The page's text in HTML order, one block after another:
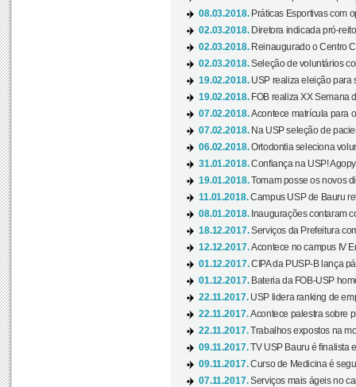
08.03.2018. Práticas Esportivas com
02.03.2018. Diretora indicada pró-
02.03.2018. Reinaugurado o Centro
02.03.2018.Seleção de voluntários
19.02.2018. USP realiza eleição para
19.02.2018. FOB realiza XX Semana
07.02.2018.Acontece matrícula para
07.02.2018. Na USP seleção de
06.02.2018.Ortodontia seleciona
31.01.2018.Confiança na USP!
19.01.2018.Tomam posse os novos
11.01.2018.Campus USP de Bauru
08.01.2018. Inaugurações contaram
18.12.2017.Serviços da Prefeitura
12.12.2017.Acontece no campus IV
01.12.2017.CIPA da PUSP-B lança
01.12.2017. Bateria da FOB-USP
22.11.2017. USP lidera ranking de
22.11.2017.Acontece palestra sobre
22.11.2017.Trabalhos expostos na
09.11.2017.TV USP Bauru é finalista
09.11.2017.Curso de Medicina é
07.11.2017.Serviços mais ágeis no